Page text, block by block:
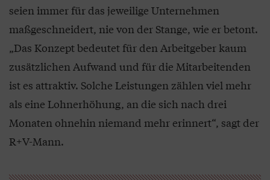
seien immer für das jeweilige Unternehmen
maßgeschneidert, nie von der Stange, wie er betont.
„Das Konzept bedeutet für den Arbeitgeber kaum
zusätzlichen Aufwand und für die Mitarbeitenden
ist es attraktiv. Solche Leistungen zählen viel mehr
als eine Lohnerhöhung, an die sich nach drei
Monaten ohnehin niemand mehr erinnert“, sagt der
R+V-Mann.